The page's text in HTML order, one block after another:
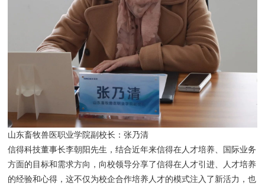
山东畜牧兽医职业学院副校长：张乃清
信得科技董事长李朝阳先生，结合近年来信得在人才培养、国际业务
方面的目标和需求方向，向校领导分享了信得在人才引进、人才培养
的经验和心得，这不仅为校企合作培养人才的模式注入了新活力，也